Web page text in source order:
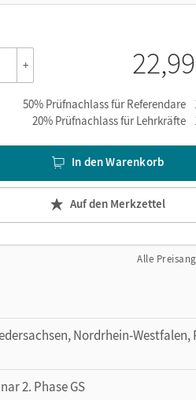
+
50% Prüfnachlass für Referendare
20% Prüfnachlass für Lehrkräfte
In den Warenkorb
Auf den Merkzettel
Alle
Nordrhein-Westfalen,
2. Phase GS